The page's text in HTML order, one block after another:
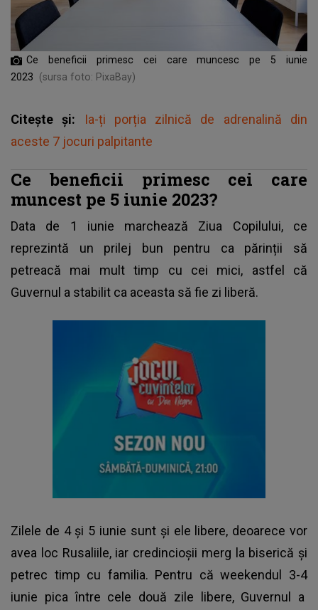
Ce beneficii primesc cei care muncesc pe 5 iunie
2023
(sursa foto: PixaBay)
Citește și:
Ia-ți porția zilnică de adrenalină din
aceste 7 jocuri palpitante
Ce beneficii primesc cei care
muncest pe 5 iunie 2023?
Data de 1 iunie marchează Ziua Copilului, ce
reprezintă un prilej bun pentru ca părinții să
petreacă mai mult timp cu cei mici, astfel că
Guvernul a stabilit ca aceasta să fie zi liberă.
Zilele de 4 și 5 iunie sunt și ele libere, deoarece vor
avea loc Rusaliile, iar credincioșii merg la biserică și
petrec timp cu familia. Pentru că weekendul 3-4
iunie pica între cele două zile libere, Guvernul a